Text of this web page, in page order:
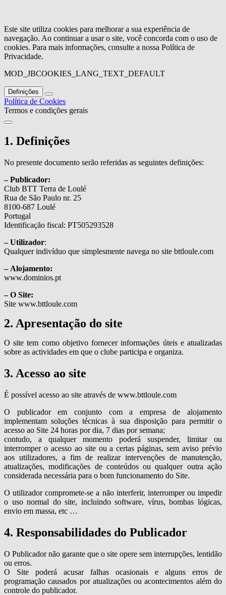
Este site utiliza cookies para melhorar a sua experiência de
navegação. Ao continuar a usar o site, você concorda com o uso de
cookies. Para mais informações, consulte a nossa Política de
Privacidade.
MOD_JBCOOKIES_LANG_TEXT_DEFAULT
Definições
Política de Cookies
Termos e condições gerais
1. Definições
No presente documento serão referidas as seguintes definições:
– Publicador:
Club BTT Terra de Loulé
Rua de São Paulo nr. 25
8100-687 Loulé
Portugal
Identificação fiscal: PT505293528
– Utilizador:
Qualquer indivíduo que simplesmente navega no site bttloule.com
– Alojamento:
www.dominios.pt
– O Site:
Site www.bttloule.com
2. Apresentação do site
O site tem como objetivo fornecer informações úteis e atualizadas
sobre as actividades em que o clube participa e organiza.
3. Acesso ao site
É possível acesso ao site através de www.bttloule.com
O publicador em conjunto com a empresa de alojamento
implementam soluções técnicas à sua disposição para permitir o
acesso ao Site 24 horas por dia, 7 dias por semana;
contudo, a qualquer momento poderá suspender, limitar ou
interromper o acesso ao site ou a certas páginas, sem aviso prévio
aos utilizadores, a fim de realizar intervenções de manutenção,
atualizações, modificações de conteúdos ou qualquer outra ação
considerada necessária para o bom funcionamento do Site.
O utilizador compromete-se a não interferir, interromper ou impedir
o uso normal do site, incluindo software, vírus, bombas lógicas,
envio em massa, etc …
4. Responsabilidades do Publicador
O Publicador não garante que o site opere sem interrupções, lentidão
ou erros.
O Site poderá acusar falhas ocasionais e alguns erros de
programação causados por atualizações ou acontecimentos além do
controle do publicador.